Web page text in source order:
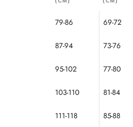
79-86 69-72
87-94 73-76
95-102 77-80
103-110 81-84
111-118 85-88